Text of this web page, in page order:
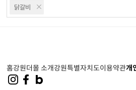
닭갈비
홈강원더몰 소개강원특별자치도이용약관개